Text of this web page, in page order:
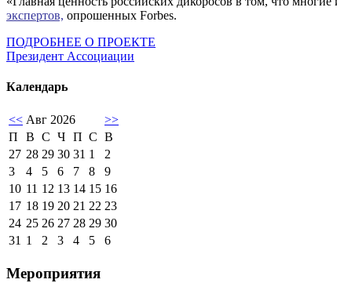
экспертов, опрошенных Forbes.
ПОДРОБНЕЕ О ПРОЕКТЕ
Президент Ассоциации
Календарь
<< Авг 2026
>>
П
В С Ч П С В
27 28 29 30 31 1
2
3
4 5 6 7 8
9
10 11 12 13 14 15 16
17 18 19 20 21 22 23
24 25 26 27 28 29 30
31 1 2 3 4 5 6
Мероприятия